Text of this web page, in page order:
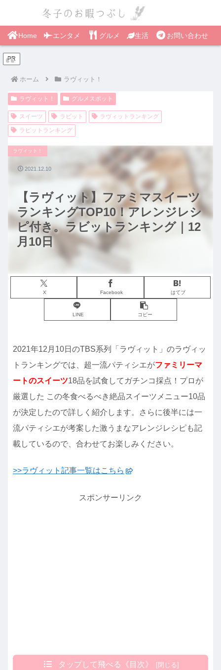
Home エンタメ グルメ 生活 お問い合わせ
PR
ホーム ラヴィット！
ラヴィット！ グルメスポット
スイーツ ラビット
ラヴィットランキング
ラビットランキング
【ラヴィット】ファミマスイーツ
ランキングTOP10！アレンジレシ
ピ付き。ラビットランキング｜12
月10日
ラヴィット！
X Facebook はてブ
LINE コピー
2021.12.10
2021年12月10日のTBS系列「ラヴィット」のラヴィッ
トランキングでは、超一流パティシエがファミリーマ
ートのスイーツ18品を試食してガチンコ採点！プロが
厳選した この冬食べるべき絶品スイーツメニュー10品
が決定したので詳しく紹介します。さらに後半には一
流パティシエが考案した激うまなアレンジレシピも記
載しているので、合わせてお楽しみください。
>>ラヴィット記事一覧はこちら
スポンサーリンク
タップして飛べる《目次》